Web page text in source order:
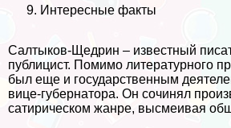
Интересные факты
Салтыков-Щедрин – известный
публицист. Помимо литературного
был еще и государственным
вице-губернатора. Он сочинял
сатирическом жанре, высмеивая